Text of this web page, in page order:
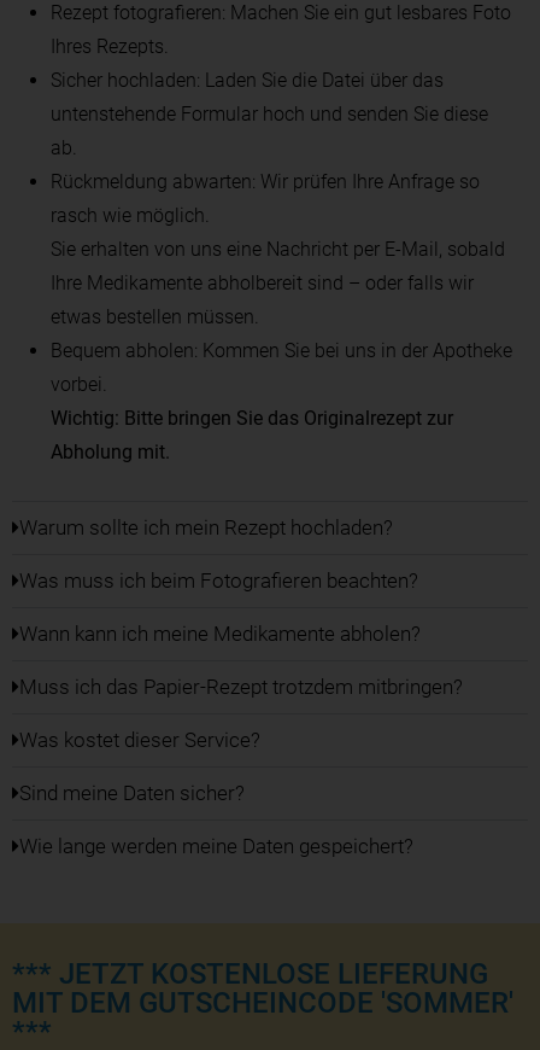
Rezept fotografieren: Machen Sie ein gut lesbares Foto
Ihres Rezepts.
Sicher hochladen: Laden Sie die Datei über das
untenstehende Formular hoch und senden Sie diese
ab.
Rückmeldung abwarten: Wir prüfen Ihre Anfrage so
rasch wie möglich.
Sie erhalten von uns eine Nachricht per E-Mail, sobald
Ihre Medikamente abholbereit sind – oder falls wir
etwas bestellen müssen.
Bequem abholen: Kommen Sie bei uns in der Apotheke
vorbei.
Wichtig: Bitte bringen Sie das Originalrezept zur
Abholung mit.
Warum sollte ich mein Rezept hochladen?
Was muss ich beim Fotografieren beachten?
Wann kann ich meine Medikamente abholen?
Muss ich das Papier-Rezept trotzdem mitbringen?
Was kostet dieser Service?
Sind meine Daten sicher?
Wie lange werden meine Daten gespeichert?
*** JETZT KOSTENLOSE LIEFERUNG
MIT DEM GUTSCHEINCODE 'SOMMER'
***